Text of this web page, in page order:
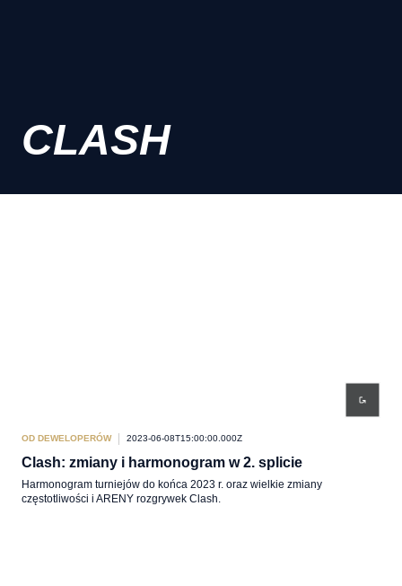
CLASH
OD DEWELOPERÓW 2023-06-08T15:00:00.000Z
Clash: zmiany i harmonogram w 2. splicie
Harmonogram turniejów do końca 2023 r. oraz wielkie zmiany
częstotliwości i ARENY rozgrywek Clash.